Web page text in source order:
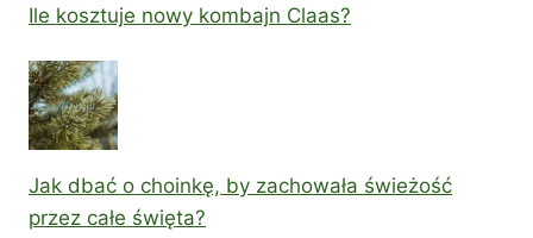
Ile kosztuje nowy kombajn Claas?
Jak dbać o choinkę, by zachowała świeżość
przez całe święta?